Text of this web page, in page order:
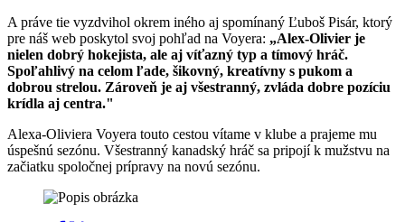
A práve tie vyzdvihol okrem iného aj spomínaný Ľuboš Pisár, ktorý
pre náš web poskytol svoj pohľad na Voyera: „Alex-Olivier je
nielen dobrý hokejista, ale aj víťazný typ a tímový hráč.
Spoľahlivý na celom ľade, šikovný, kreatívny s pukom a
dobrou strelou. Zároveň je aj všestranný, zvláda dobre pozíciu
krídla aj centra."
Alexa-Oliviera Voyera touto cestou vítame v klube a prajeme mu
úspešnú sezónu. Všestranný kanadský hráč sa pripojí k mužstvu na
začiatku spoločnej prípravy na novú sezónu.